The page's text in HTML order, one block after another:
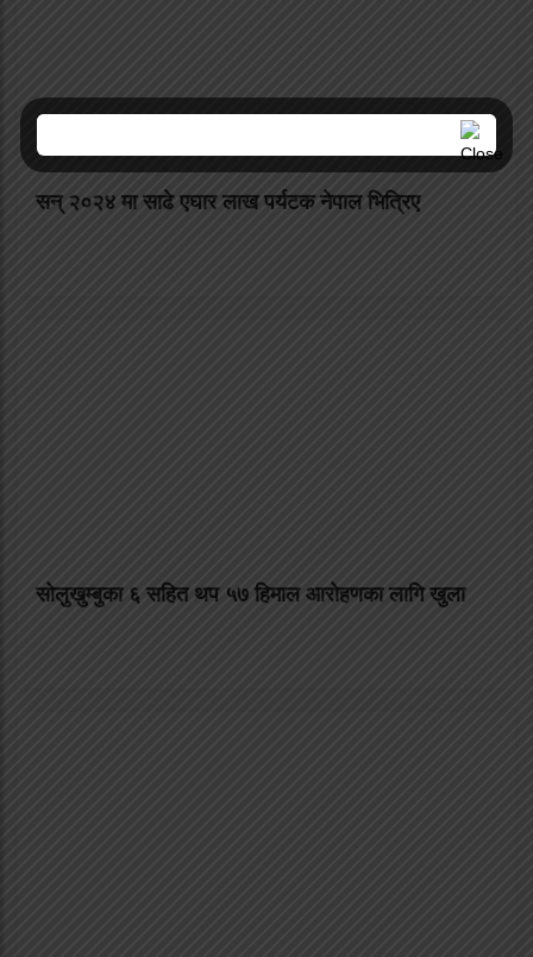
सन् २०२४ मा साढे एघार लाख पर्यटक नेपाल भित्रिए
सोलुखुम्बुका ६ सहित थप ५७ हिमाल आरोहणका लागि खुला